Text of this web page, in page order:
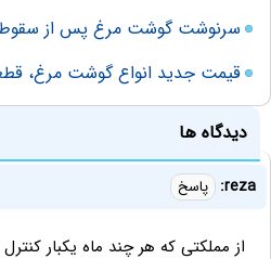
سرنوشت گوشت مرغ پس از سقوط
قیمت جدید انواع گوشت مرغ،
دیدگاه ها
reza: پاسخ
از مملکتی که هر چند ماه یکبار